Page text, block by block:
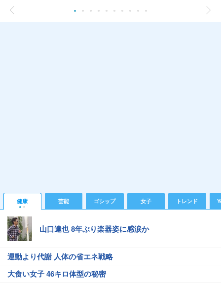
健康 芸能 ゴシップ 女子 トレンド
山口達也 8年ぶり楽器姿に感涙か
運動より代謝 人体の省エネ戦略
大食い女子 46キロ体型の秘密